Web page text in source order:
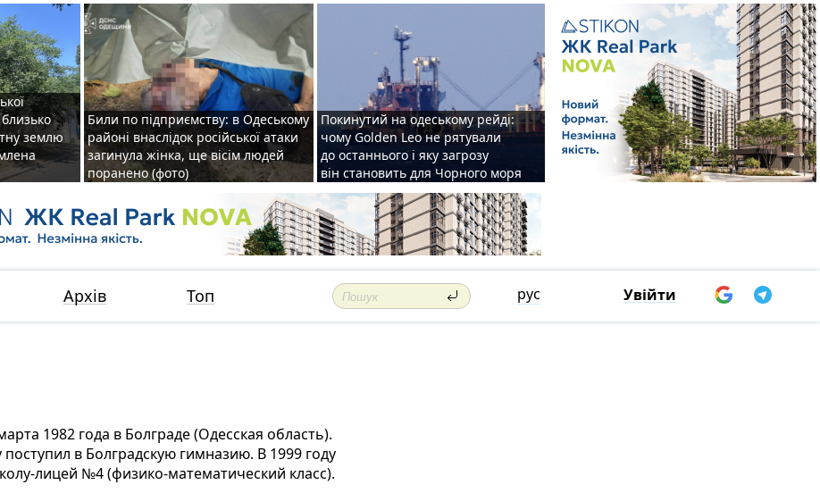
землю
Били по підприємству: в Одеському
районі внаслідок російської атаки
загинула жінка, ще вісім людей
поранено (фото)
Покинутий на одеському рейді:
чому Golden Leo не рятували
до останнього і яку загрозу
він становить для Чорного моря
Архів Топ рус Увійти
1982 года в Болграде (Одесская область).
поступил в Болградскую гимназию. В 1999 году
лицей №4 (физико-математический класс).